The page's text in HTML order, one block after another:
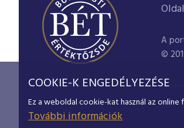
A
©
COOKIE-K ENGEDÉLYEZÉSE
Ez a weboldal cookie-kat használ az
További információk